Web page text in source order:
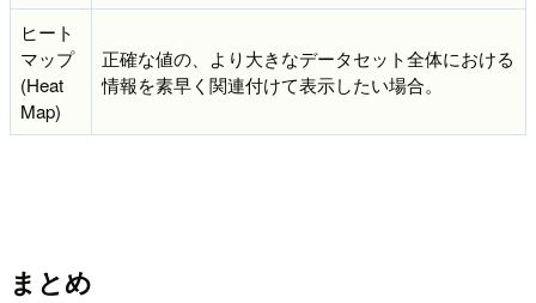
ヒート
マップ
(Heat
Map)
正確な値の、より大きなデータセット全体における
情報を素早く関連付けて表示したい場合。
まとめ